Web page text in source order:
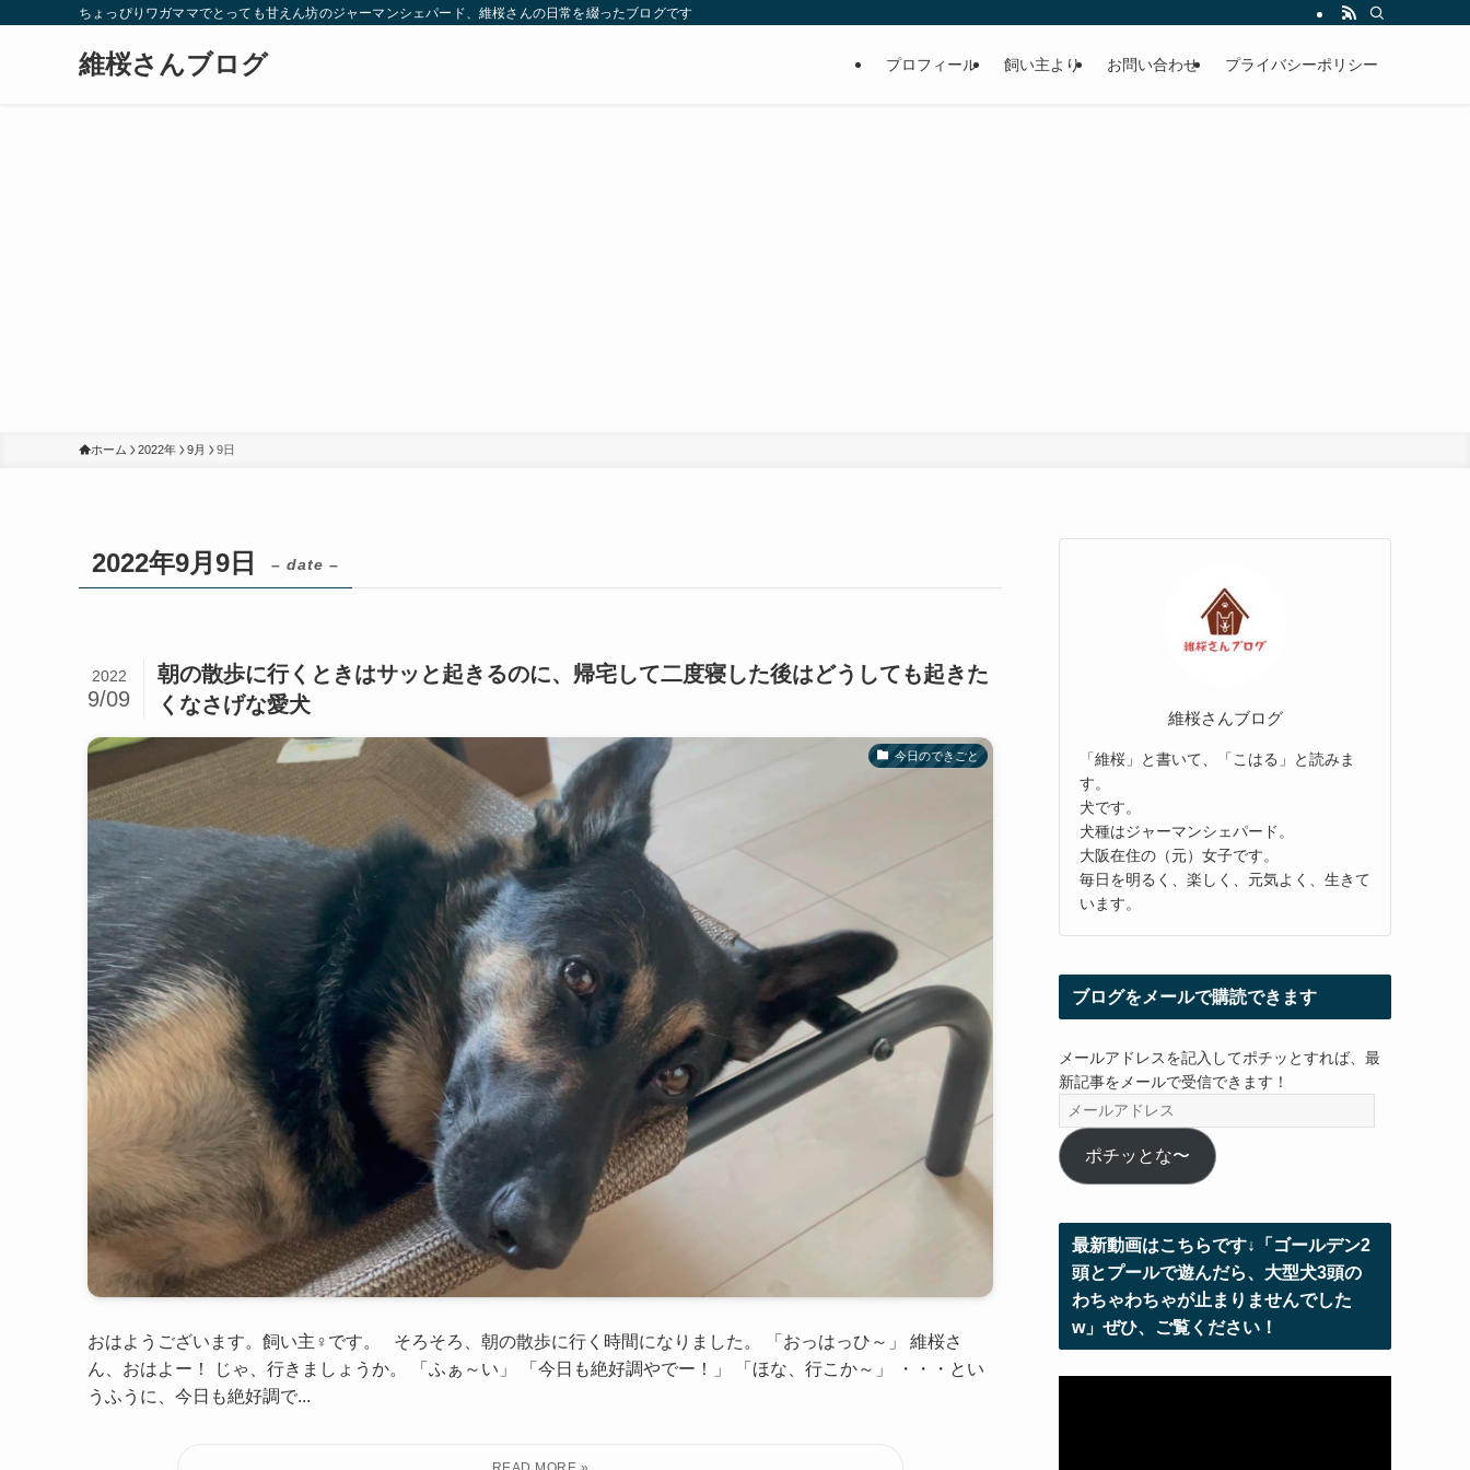
ちょっぴりワガママでとっても甘えん坊のジャーマンシェパード、維桜さんの日常を綴ったブログです
維桜さんブログ プロフィール 飼い主より お問い合わせ プライバシーポリシー
ホーム 2022年 9月 9日
2022年9月9日 – date –
朝の散歩に行くときはサッと起きるのに、帰宅して二度寝した後はどうしても起きた
くなさげな愛犬
2022
9/09
今日のできごと
おはようございます。飼い主♀です。 そろそろ、朝の散歩に行く時間になりました。 「おっはっひ～」 維桜さ
ん、おはよー！ じゃ、行きましょうか。 「ふぁ～い」 「今日も絶好調やでー！」 「ほな、行こか～」 ・・・とい
うふうに、今日も絶好調で...
維桜さんブログ
「維桜」と書いて、「こはる」と読みま
す。
犬です。
犬種はジャーマンシェパード。
大阪在住の（元）女子です。
毎日を明るく、楽しく、元気よく、生きて
います。
ブログをメールで購読できます
メールアドレスを記入してポチッとすれば、最
新記事をメールで受信できます！
ー
ル
ア
レ
ス
ポチッとな〜
最新動画はこちらです↓「ゴールデン2
頭とプールで遊んだら、大型犬3頭の
わちゃわちゃが止まりませんでした
w」ぜひ、ご覧ください！